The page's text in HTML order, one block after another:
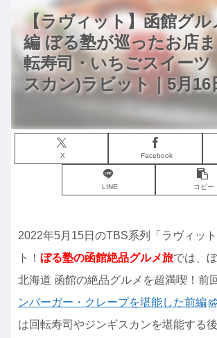
【ラヴィット】函館グ
編 ぼる塾が巡ったお店
転寿司・いちごスイーツ
スカン)ラビット｜5月16
X Facebook
LINE コピー
2022年5月15日のTBS系列「ラヴィッ
ト！ ぼる塾の函館絶品グルメ旅では、
北海道 函館の絶品グルメを超満喫！前
ンバーガー・クレープを堪能した前編
は回転寿司やジンギスカンを堪能する